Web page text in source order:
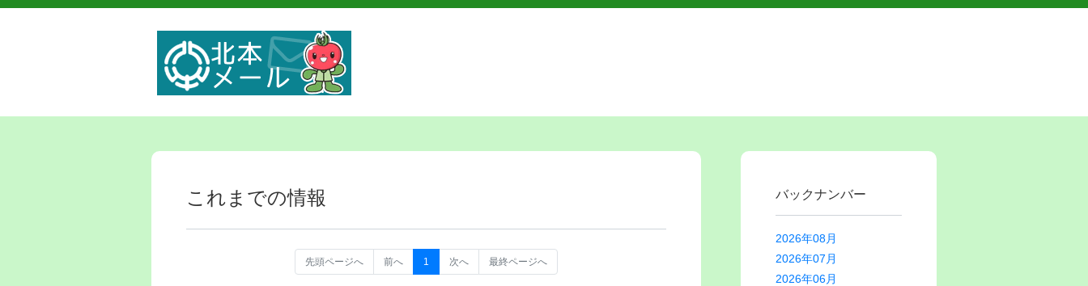
これまでの情報
先頭ページへ 前へ 1 次へ 最終ページへ
バックナンバー
2026年08月
2026年07月
2026年06月